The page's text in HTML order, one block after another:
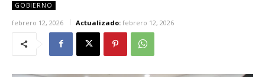
GOBIERNO
febrero 12, 2026 Actualizado: febrero 12, 2026